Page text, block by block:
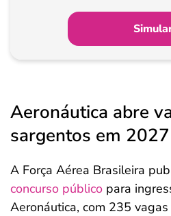
Aeronáutica abre
sargentos em 2027
A Força Aérea Brasileira
concurso público para
Aeronáutica, com 235